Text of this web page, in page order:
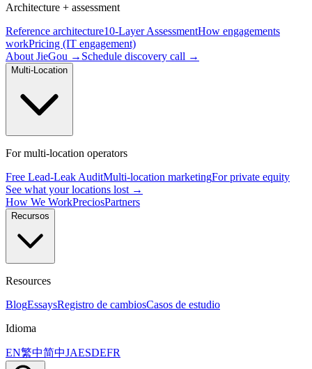
Architecture + assessment
Reference architecture10-Layer AssessmentHow engagements
workPricing (IT engagement)
About JieGou → Schedule discovery call →
Multi-Location
For multi-location operators
Free Lead-Leak AuditMulti-location marketingFor private equity
See what your locations lost →
How We WorkPreciosPartners
Recursos
Resources
BlogEssaysRegistro de cambiosCasos de estudio
Idioma
EN繁中简中JAESDEFR